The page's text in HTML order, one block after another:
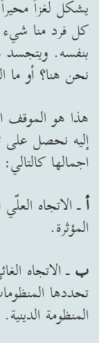
يشكل لغزاً
كل فرد منا شيء
بنفسه. ويتجسد
نحن هنا؟ أو ما
هذا هو الموقف
إليه نحصل على
اجمالها كالتالي:
أـ الاتجاه
المؤثرة.
ب ـ الاتجاه
تحددها
المنظومة الدينية.